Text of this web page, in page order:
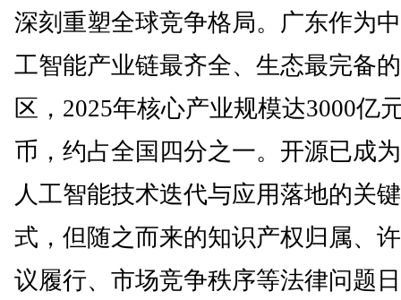
深刻重塑全球竞争格局。广东作为
工智能产业链最齐全、生态最完备
区，2025年核心产业规模达3000亿
币，约占全国四分之一。开源已成
人工智能技术迭代与应用落地的关
式，但随之而来的知识产权归属、
议履行、市场竞争秩序等法律问题